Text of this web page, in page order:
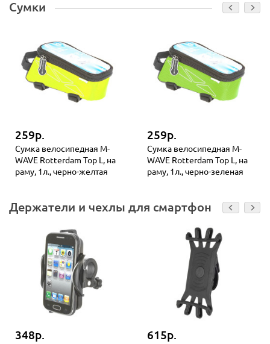
Сумки
259р.
Сумка велосипедная M-
WAVE Rotterdam Top L, на
раму, 1л., черно-желтая
259р.
Сумка велосипедная M-
WAVE Rotterdam Top L, на
раму, 1л., черно-зеленая
Держатели и чехлы для смартфонов
348р. 615р.